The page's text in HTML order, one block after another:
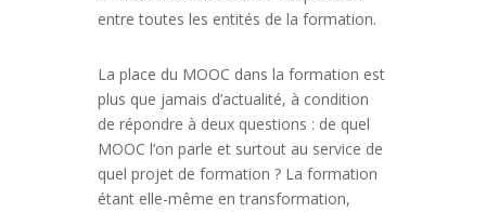
entre toutes les entités de la formation.
La place du MOOC dans la formation est
plus que jamais d’actualité, à condition
de répondre à deux questions : de quel
MOOC l’on parle et surtout au service de
quel projet de formation ? La formation
étant elle-même en transformation,